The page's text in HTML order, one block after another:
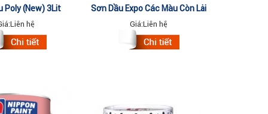
Poly (New) 3Lit
Liên hệ
Sơn Dầu Expo Các Màu Còn Lại
3Lit
Giá:Liên hệ